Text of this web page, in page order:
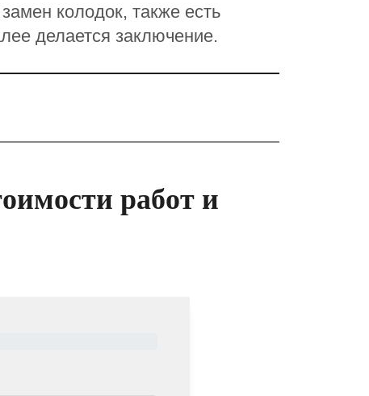
колодок, также есть
делается заключение.
работ и